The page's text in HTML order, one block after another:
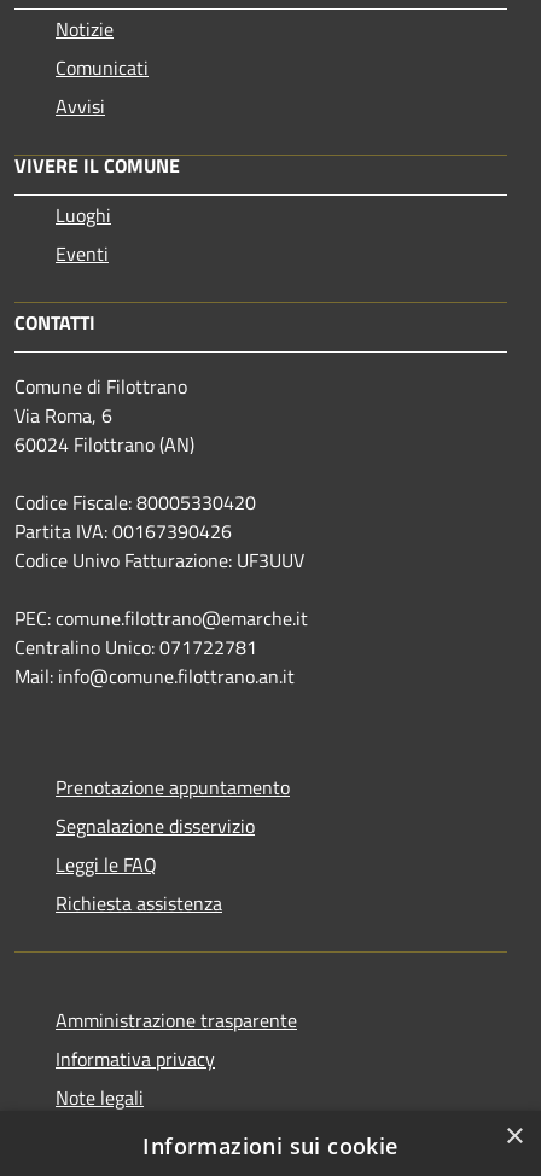
Notizie
Comunicati
Avvisi
VIVERE IL COMUNE
Luoghi
Eventi
CONTATTI
Comune di Filottrano
Via Roma, 6
60024 Filottrano (AN)
Codice Fiscale: 80005330420
Partita IVA: 00167390426
Codice Univo Fatturazione: UF3UUV
PEC: comune.filottrano@emarche.it
Centralino Unico: 071722781
Mail: info@comune.filottrano.an.it
Prenotazione appuntamento
Segnalazione disservizio
Leggi le FAQ
Richiesta assistenza
Amministrazione trasparente
Informativa privacy
Note legali
Dichiarazione di accessibilità
×
Informazioni sui cookie